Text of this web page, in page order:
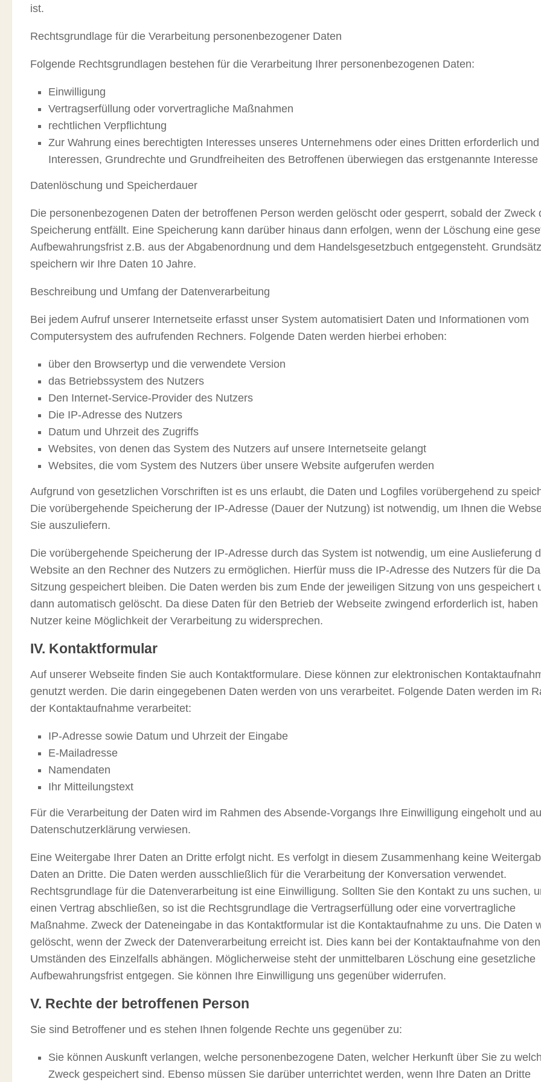
ist.
Rechtsgrundlage für die Verarbeitung personenbezogener Daten
Folgende Rechtsgrundlagen bestehen für die Verarbeitung Ihrer personenbezogenen Daten:
Einwilligung
Vertragserfüllung oder vorvertragliche Maßnahmen
rechtlichen Verpflichtung
Zur Wahrung eines berechtigten Interesses unseres Unternehmens oder eines Dritten erforderlich
Interessen, Grundrechte und Grundfreiheiten des Betroffenen überwiegen das erstgenannte Interesse
Datenlöschung und Speicherdauer
Die personenbezogenen Daten der betroffenen Person werden gelöscht oder gesperrt, sobald der Zweck
Speicherung entfällt. Eine Speicherung kann darüber hinaus dann erfolgen, wenn der Löschung eine
Aufbewahrungsfrist z.B. aus der Abgabenordnung und dem Handelsgesetzbuch entgegensteht.
speichern wir Ihre Daten 10 Jahre.
Beschreibung und Umfang der Datenverarbeitung
Bei jedem Aufruf unserer Internetseite erfasst unser System automatisiert Daten und Informationen vom
Computersystem des aufrufenden Rechners. Folgende Daten werden hierbei erhoben:
über den Browsertyp und die verwendete Version
das Betriebssystem des Nutzers
Den Internet-Service-Provider des Nutzers
Die IP-Adresse des Nutzers
Datum und Uhrzeit des Zugriffs
Websites, von denen das System des Nutzers auf unsere Internetseite gelangt
Websites, die vom System des Nutzers über unsere Website aufgerufen werden
Aufgrund von gesetzlichen Vorschriften ist es uns erlaubt, die Daten und Logfiles vorübergehend zu
Die vorübergehende Speicherung der IP-Adresse (Dauer der Nutzung) ist notwendig, um Ihnen die
Sie auszuliefern.
Die vorübergehende Speicherung der IP-Adresse durch das System ist notwendig, um eine Auslieferung
Website an den Rechner des Nutzers zu ermöglichen. Hierfür muss die IP-Adresse des Nutzers für die
Sitzung gespeichert bleiben. Die Daten werden bis zum Ende der jeweiligen Sitzung von uns gespeichert
dann automatisch gelöscht. Da diese Daten für den Betrieb der Webseite zwingend erforderlich ist, haben
Nutzer keine Möglichkeit der Verarbeitung zu widersprechen.
IV. Kontaktformular
Auf unserer Webseite finden Sie auch Kontaktformulare. Diese können zur elektronischen
genutzt werden. Die darin eingegebenen Daten werden von uns verarbeitet. Folgende Daten werden im
der Kontaktaufnahme verarbeitet:
IP-Adresse sowie Datum und Uhrzeit der Eingabe
E-Mailadresse
Namendaten
Ihr Mitteilungstext
Für die Verarbeitung der Daten wird im Rahmen des Absende-Vorgangs Ihre Einwilligung eingeholt und
Datenschutzerklärung verwiesen.
Eine Weitergabe Ihrer Daten an Dritte erfolgt nicht. Es verfolgt in diesem Zusammenhang keine
Daten an Dritte. Die Daten werden ausschließlich für die Verarbeitung der Konversation verwendet.
Rechtsgrundlage für die Datenverarbeitung ist eine Einwilligung. Sollten Sie den Kontakt zu uns suchen,
einen Vertrag abschließen, so ist die Rechtsgrundlage die Vertragserfüllung oder eine vorvertragliche
Maßnahme. Zweck der Dateneingabe in das Kontaktformular ist die Kontaktaufnahme zu uns. Die Daten
gelöscht, wenn der Zweck der Datenverarbeitung erreicht ist. Dies kann bei der Kontaktaufnahme von den
Umständen des Einzelfalls abhängen. Möglicherweise steht der unmittelbaren Löschung eine gesetzliche
Aufbewahrungsfrist entgegen. Sie können Ihre Einwilligung uns gegenüber widerrufen.
V. Rechte der betroffenen Person
Sie sind Betroffener und es stehen Ihnen folgende Rechte uns gegenüber zu:
Sie können Auskunft verlangen, welche personenbezogene Daten, welcher Herkunft über Sie zu
Zweck gespeichert sind. Ebenso müssen Sie darüber unterrichtet werden, wenn Ihre Daten an Dritte